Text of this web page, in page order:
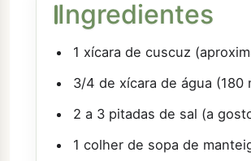
Ingredientes
1 xícara de cuscuz
3/4 de xícara de água (180
2 a 3 pitadas de sal (a
1 colher de sopa de